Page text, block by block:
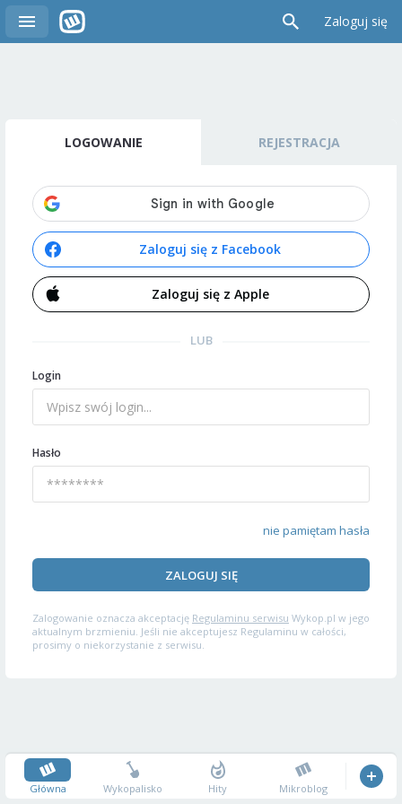
Zaloguj się
LOGOWANIE REJESTRACJA
Zaloguj się z Facebook
Zaloguj się z Apple
LUB
Login
Hasło
nie pamiętam hasła
ZALOGUJ SIĘ
Zalogowanie oznacza akceptację Regulaminu serwisu Wykop.pl w jego
aktualnym brzmieniu. Jeśli nie akceptujesz Regulaminu w całości,
prosimy o niekorzystanie z serwisu.
Główna Wykopalisko Hity Mikroblog